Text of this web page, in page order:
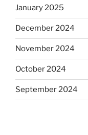
January 2025
December 2024
November 2024
October 2024
September 2024